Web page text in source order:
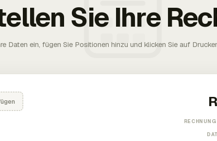
Sie Ihre
Daten ein, fügen Sie Positionen hinzu und klicken Sie auf
RECHNUNG